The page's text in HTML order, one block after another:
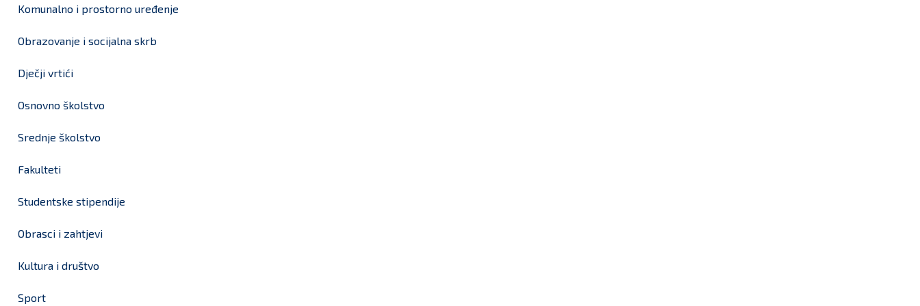
Komunalno i prostorno uređenje
Obrazovanje i socijalna skrb
Dječji vrtići
Osnovno školstvo
Srednje školstvo
Fakulteti
Studentske stipendije
Obrasci i zahtjevi
Kultura i društvo
Sport